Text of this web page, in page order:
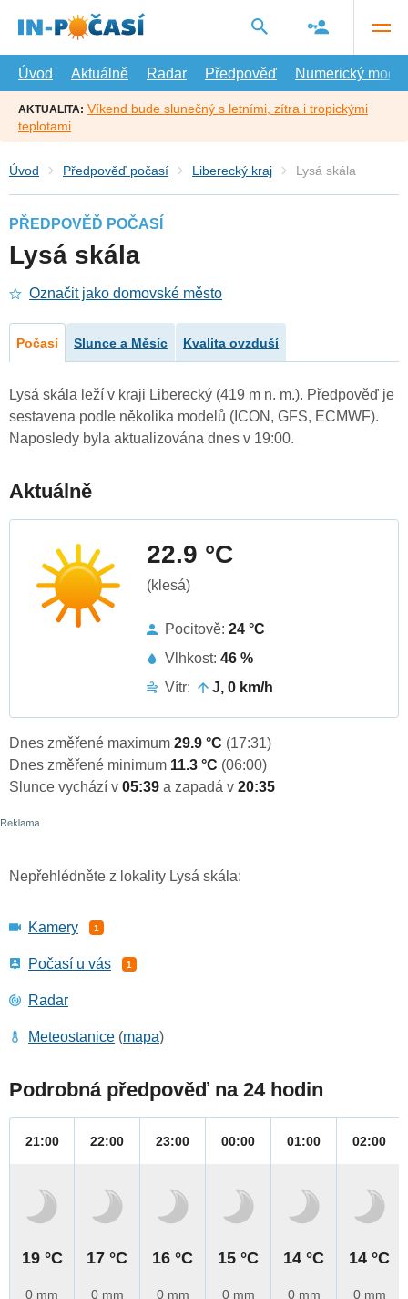
hlavní
Úvod
Aktuálně Radar Předpověď Numerický model
AKTUALITA: Víkend bude slunečný s letními, zítra i tropickými
teplotami
Úvod Předpověď počasí Liberecký kraj Lysá skála
PŘEDPOVĚĎ POČASÍ
Lysá skála
Označit jako domovské město
Počasí Slunce a Měsíc Kvalita ovzduší
Lysá skála leží v kraji Liberecký (419 m n. m.). Předpověď je
sestavena podle několika modelů (ICON, GFS, ECMWF).
Naposledy byla aktualizována dnes v 19:00.
Aktuálně
22.9 °C
(klesá)
Pocitově: 24 °C
Vlhkost: 46 %
Vítr:
J, 0 km/h
Dnes změřené maximum 29.9 °C (17:31)
Dnes změřené minimum 11.3 °C (06:00)
Slunce vychází v 05:39 a zapadá v 20:35
Nepřehlédněte z lokality Lysá skála:
Kamery 1
Počasí u vás 1
Radar
Meteostanice (mapa)
Podrobná předpověď na 24 hodin
21:00
19 °C
0 mm
22:00
17 °C
0 mm
23:00
16 °C
0 mm
00:00
15 °C
0 mm
01:00
14 °C
0 mm
02:00
14 °C
0 mm